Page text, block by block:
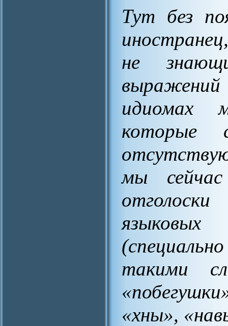
Тут без
не
выражений
идиомах
которые
мы
языковых
такими
«хны»,